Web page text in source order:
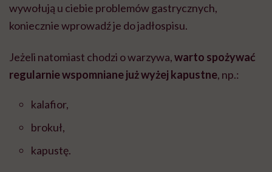
wywołują u ciebie problemów gastrycznych,
koniecznie wprowadź je do jadłospisu.
Jeżeli natomiast chodzi o warzywa,warto spożywać
regularnie wspomniane już wyżej kapustne, np.:
kalafior,
brokuł,
kapustę.